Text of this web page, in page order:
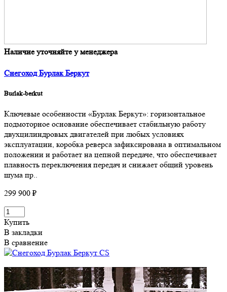
Наличие уточняйте у менеджера
Снегоход Бурлак Беркут
Burlak-berkut
Ключевые особенности «Бурлак Беркут»: горизонтальное
подмоторное основание обеспечивает стабильную работу
двухцилиндровых двигателей при любых условиях
эксплуатации, коробка реверса зафиксирована в оптимальном
положении и работает на цепной передаче, что обеспечивает
плавность переключения передач и снижает общий уровень
шума пр..
299 900 ₽
Купить
В закладки
В сравнение